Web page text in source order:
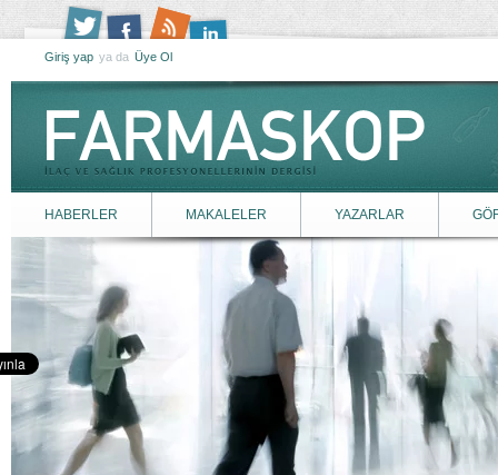
Giriş yap ya da Üye Ol
HABERLER MAKALELER YAZARLAR